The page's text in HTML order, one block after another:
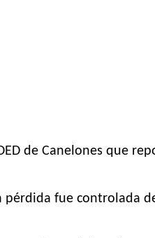
de Canelones que
pérdida fue controlada